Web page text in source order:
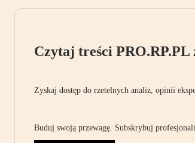
Czytaj treści PRO.RP.PL
Zyskaj dostęp do rzetelnych analiz, opinii
Buduj swoją przewagę. Subskrybuj